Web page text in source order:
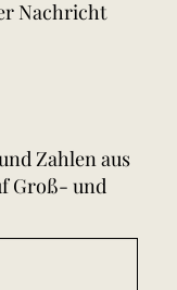
Nachricht
Zahlen aus
Groß- und